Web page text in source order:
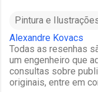
Pintura e
Alexandre Kovacs
Todas as resenhas
um engenheiro que
consultas sobre
originais, entre em